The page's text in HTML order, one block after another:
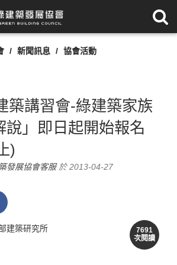
新聞訊息 協會活動
築講習會-綠建築家族
說」即日起開始報名
)
發展協會客服於 2013-04-27
7691
次閱讀
建築研究所